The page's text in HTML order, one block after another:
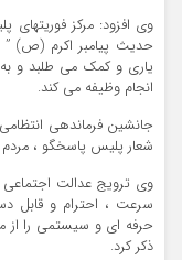
حديث پيامبر اكرم (ص) ”
ياري و كمك مي طلبد و
انجام وظيفه مي کند.
شعار پليس پاسخگو ،
وی ترويج عدالت
سرعت ، احترام و قابل
ذکر کرد.